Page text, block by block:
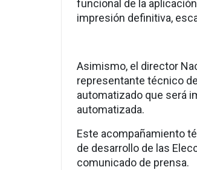
funcional de la
impresión definitiva,
Asimismo, el director
representante técnico
automatizado que será
automatizada.
Este acompañamiento
de desarrollo de las
comunicado de prensa.